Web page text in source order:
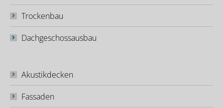
Trockenbau
Dachgeschossausbau
Akustikdecken
Fassaden